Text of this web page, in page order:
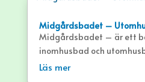
Midgårdsbadet –
Midgårdsbadet – är ett
inomhusbad och
i Märsta.
Läs mer